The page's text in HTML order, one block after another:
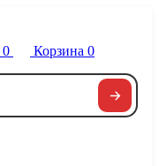
0 Корзина 0